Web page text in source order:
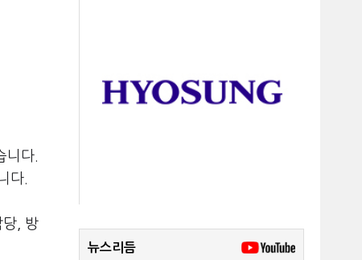
니다.
다.
당, 방
뉴스리듬